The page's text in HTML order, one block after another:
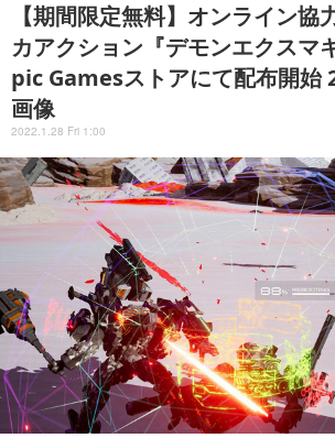
【期間限定無料】オンライン協
カアクション『デモンエクスマ
pic Gamesストアにて配布開始
画像
2022.1.28 Fri 1:00